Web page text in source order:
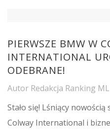
PIERWSZE BMW W
INTERNATIONAL
ODEBRANE!
Autor Redakcja Ranking
Stało się! Lśniący
Colway International i